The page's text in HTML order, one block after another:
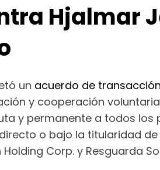
Hjalmar
un acuerdo de
y cooperación
y permanente a todos
o bajo la titularidad
Corp. y Resguarda